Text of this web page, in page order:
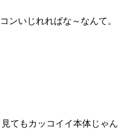
ンいじれればな～なんて。
てもカッコイイ本体じゃん